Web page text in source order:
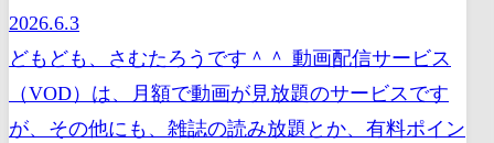
2026.6.3
どもども、さむたろうです＾＾ 動画配信サービス
（VOD）は、月額で動画が見放題のサービスです
が、その他にも、雑誌の読み放題とか、有料ポイン